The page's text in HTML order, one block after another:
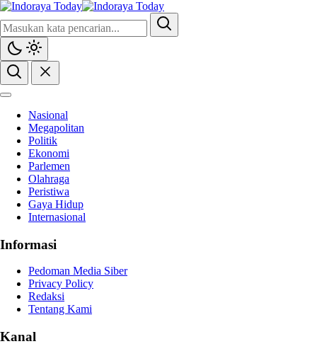
Indoraya Today
Mengabarkan, Mencerahkan
Nasional
Megapolitan
Politik
Ekonomi
Parlemen
Olahraga
Peristiwa
Gaya Hidup
Internasional
Informasi
Pedoman Media Siber
Privacy Policy
Redaksi
Tentang Kami
Kanal